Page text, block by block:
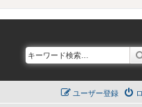
ユーザー登録